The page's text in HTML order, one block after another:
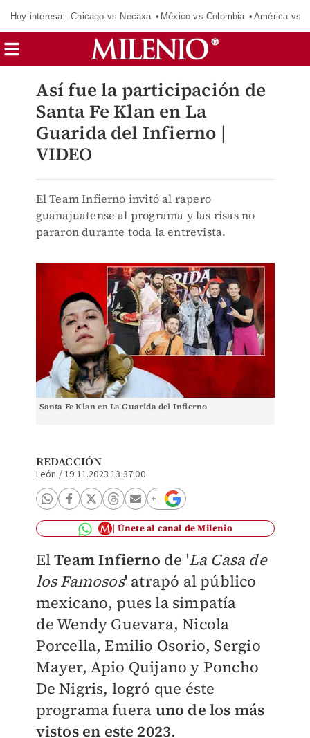
Hoy interesa: Chicago vs Necaxa México vs Colombia América vs
Así fue la participación de
Santa Fe Klan en La
Guarida del Infierno |
VIDEO
El Team Infierno invitó al rapero
guanajuatense al programa y las risas no
pararon durante toda la entrevista.
Santa Fe Klan en La Guarida del Infierno
REDACCIÓN
León /19.11.2023 13:37:00
Únete al canal de Milenio
ElTeam Infierno de 'La Casa de
los Famosos' atrapó al público
mexicano, pues la simpatía
deWendy Guevara, Nicola
Porcella, Emilio Osorio, Sergio
Mayer, Apio Quijano y Poncho
De Nigris, logró que éste
programa fuera uno de los más
vistos en este 2023.